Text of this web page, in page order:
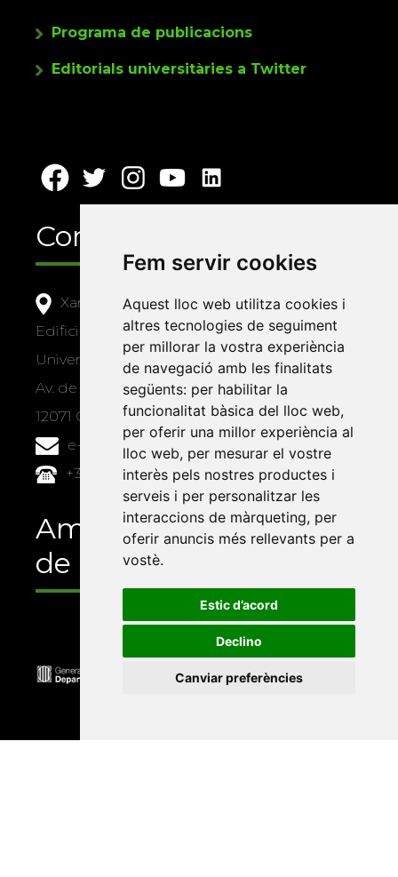
Fem servir cookies
Aquest lloc web utilitza cookies i
altres tecnologies de seguiment
per millorar la vostra experiència
de navegació amb les finalitats
següents: per habilitar la
funcionalitat bàsica del lloc web,
per oferir una millor experiència al
lloc web, per mesurar el vostre
interès pels nostres productes i
serveis i per personalitzar les
interaccions de màrqueting, per
oferir anuncis més rellevants per a
vostè.
Estic d’acord
Declino
Canviar preferències
Programa de publicacions
Editorials universitàries a Twitter
Contacte
Xarxa Vives d'Universitats
Edifici Àgora
Universitat Jaume I, local 10
Av. de Vicent Sos Baynat, s/n
12071 Castelló de la Plana
e-buc@vives.org
+34 964 72 89 93
Amb el suport
de